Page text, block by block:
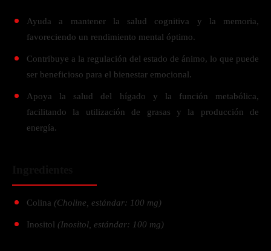
Ayuda a mantener la salud cognitiva y la memoria,
favoreciendo un rendimiento mental óptimo.
Contribuye a la regulación del estado de ánimo, lo que puede
ser beneficioso para el bienestar emocional.
Apoya la salud del hígado y la función metabólica,
facilitando la utilización de grasas y la producción de
energía.
Colina (Choline, estándar: 100 mg)
Inositol (Inositol, estándar: 100 mg)